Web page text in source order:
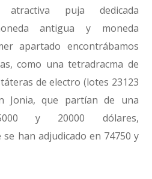
puja dedicada
antigua y moneda
apartado encontrábamos
como una tetradracma de
de electro (lotes 23123
Jonia, que partían de una
y 20000 dólares,
han adjudicado en 74750 y